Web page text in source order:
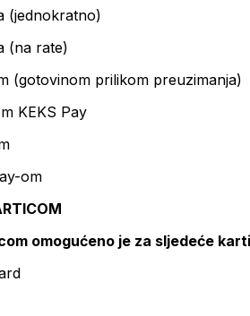
(jednokratno)
(na rate)
(gotovinom prilikom preuzimanja)
KEKS Pay
om
omogućeno je za sljedeće